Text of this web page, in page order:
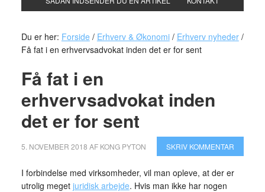
Du er her: Forside / Erhverv & Økonomi / Erhverv nyheder /
Få fat i en erhvervsadvokat inden det er for sent
Få fat i en
erhvervsadvokat inden
det er for sent
5. NOVEMBER 2018 AF KONG PYTON SKRIV KOMMENTAR
I forbindelse med virksomheder, vil man opleve, at der er
utrolig meget juridisk arbejde. Hvis man ikke har nogen